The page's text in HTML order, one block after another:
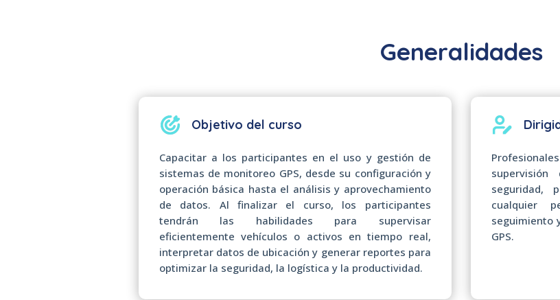
Generalidades
Objetivo del curso
Capacitar a los participantes en el uso y gestión de
sistemas de monitoreo GPS, desde su configuración y
operación básica hasta el análisis y aprovechamiento
de datos. Al finalizar el curso, los participantes
tendrán las habilidades para supervisar
eficientemente vehículos o activos en tiempo real,
interpretar datos de ubicación y generar reportes para
optimizar la seguridad, la logística y la productividad.
seguridad,
cualquier
seguimiento
GPS.